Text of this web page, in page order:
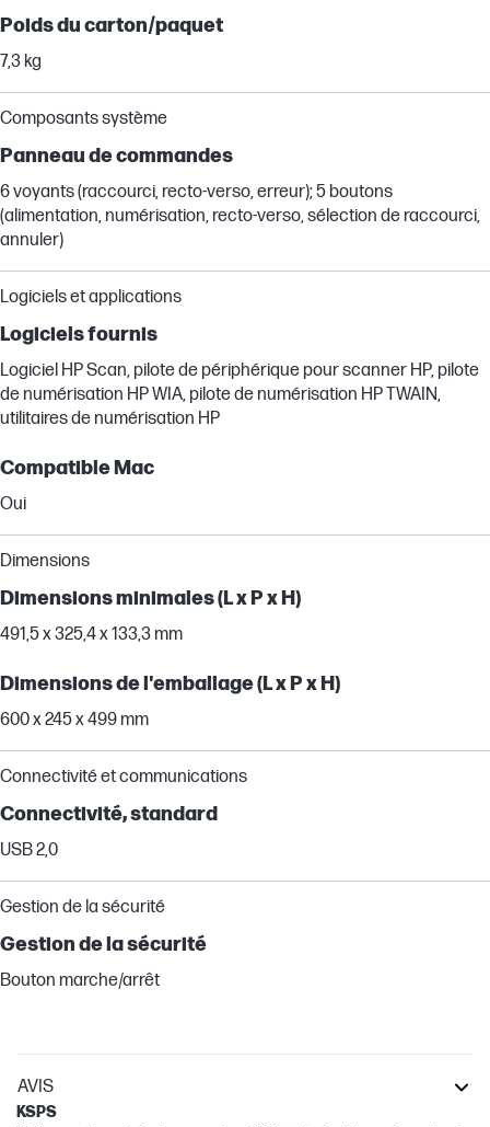
Poids du carton/paquet
7,3 kg
Composants système
Panneau de commandes
6 voyants (raccourci, recto-verso, erreur); 5 boutons
(alimentation, numérisation, recto-verso, sélection de raccourci,
annuler)
Logiciels et applications
Logiciels fournis
Logiciel HP Scan, pilote de périphérique pour scanner HP, pilote
de numérisation HP WIA, pilote de numérisation HP TWAIN,
utilitaires de numérisation HP
Compatible Mac
Oui
Dimensions
Dimensions minimales (L x P x H)
491,5 x 325,4 x 133,3 mm
Dimensions de l'emballage (L x P x H)
600 x 245 x 499 mm
Connectivité et communications
Connectivité, standard
USB 2,0
Gestion de la sécurité
Gestion de la sécurité
Bouton marche/arrêt
AVIS
KSPS